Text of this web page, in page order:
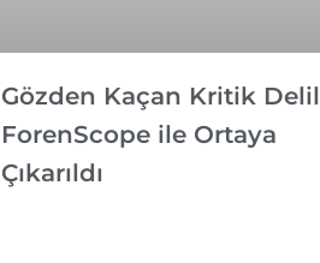
Gözden Kaçan Kritik Delil
ForenScope ile Ortaya
Çıkarıldı